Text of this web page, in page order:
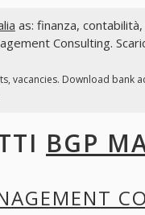
as: finanza,
Consulting.
vacancies. Download bank
BGP